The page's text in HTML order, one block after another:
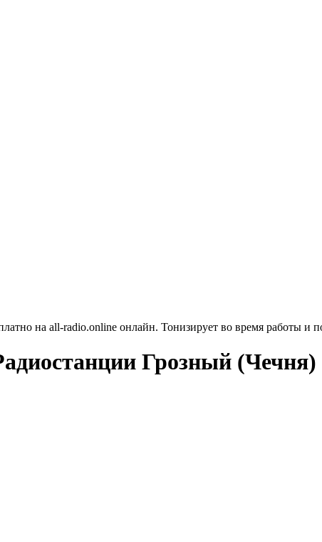
на all-radio.online онлайн. Тонизирует во время работы и
Грозный (Чечня)